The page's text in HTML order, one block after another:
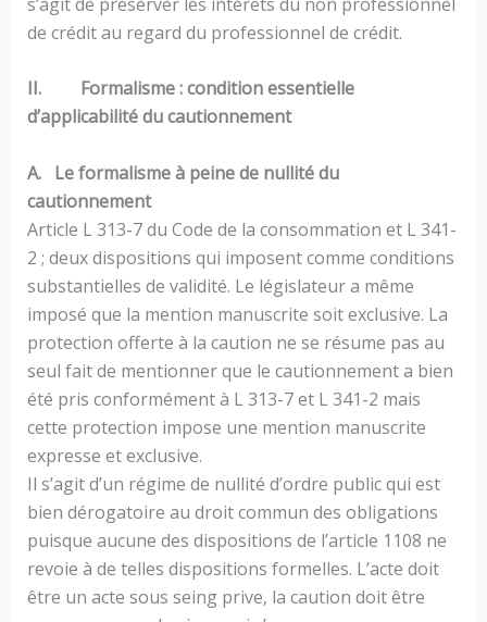
de crédit au regard du professionnel de crédit.
II. Formalisme : condition essentielle
d’applicabilité du cautionnement
A. Le formalisme à peine de nullité du
cautionnement
Article L 313-7 du Code de la consommation et L 341-
2 ; deux dispositions qui imposent comme conditions
substantielles de validité. Le législateur a même
imposé que la mention manuscrite soit exclusive. La
protection offerte à la caution ne se résume pas au
seul fait de mentionner que le cautionnement a bien
été pris conformément à L 313-7 et L 341-2 mais
cette protection impose une mention manuscrite
expresse et exclusive.
Il s’agit d’un régime de nullité d’ordre public qui est
bien dérogatoire au droit commun des obligations
puisque aucune des dispositions de l’article 1108 ne
revoie à de telles dispositions formelles. L’acte doit
être un acte sous seing prive, la caution doit être